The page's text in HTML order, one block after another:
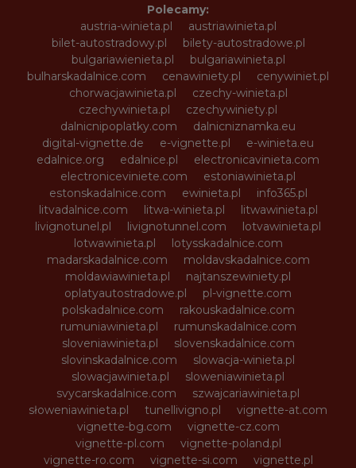
Polecamy:
austria-winieta.pl
austriawinieta.pl
bilet-autostradowy.pl
bilety-autostradowe.pl
bulgariawienieta.pl
bulgariawinieta.pl
bulharskadalnice.com
cenawiniety.pl
cenywiniet.pl
chorwacjawinieta.pl
czechy-winieta.pl
czechywinieta.pl
czechywiniety.pl
dalnicnipoplatky.com
dalnicniznamka.eu
digital-vignette.de
e-vignette.pl
e-winieta.eu
edalnice.org
edalnice.pl
electronicavinieta.com
electroniceviniete.com
estoniawinieta.pl
estonskadalnice.com
ewinieta.pl
info365.pl
litvadalnice.com
litwa-winieta.pl
litwawinieta.pl
livignotunel.pl
livignotunnel.com
lotvawinieta.pl
lotwawinieta.pl
lotysskadalnice.com
madarskadalnice.com
moldavskadalnice.com
moldawiawinieta.pl
najtanszewiniety.pl
oplatyautostradowe.pl
pl-vignette.com
polskadalnice.com
rakouskadalnice.com
rumuniawinieta.pl
rumunskadalnice.com
sloveniawinieta.pl
slovenskadalnice.com
slovinskadalnice.com
slowacja-winieta.pl
slowacjawinieta.pl
sloweniawinieta.pl
svycarskadalnice.com
szwajcariawinieta.pl
słoweniawinieta.pl
tunellivigno.pl
vignette-at.com
vignette-bg.com
vignette-cz.com
vignette-pl.com
vignette-poland.pl
vignette-ro.com
vignette-si.com
vignette.pl